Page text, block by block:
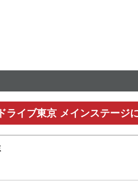
ライブ東京 メインステージ